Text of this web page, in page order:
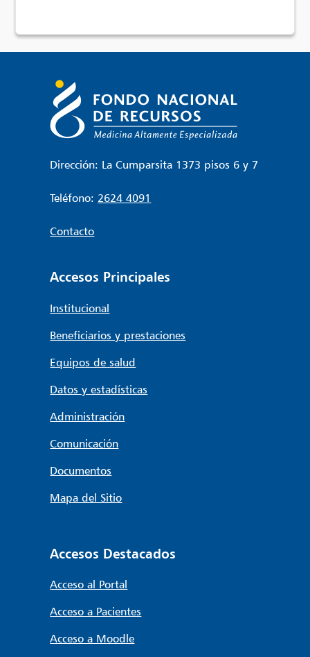
Dirección: La Cumparsita 1373 pisos 6 y 7
Teléfono: 2624 4091
Contacto
Accesos Principales
Institucional
Beneficiarios y prestaciones
Equipos de salud
Datos y estadísticas
Administración
Comunicación
Documentos
Mapa del Sitio
Accesos Destacados
Acceso al Portal
Acceso a Pacientes
Acceso a Moodle